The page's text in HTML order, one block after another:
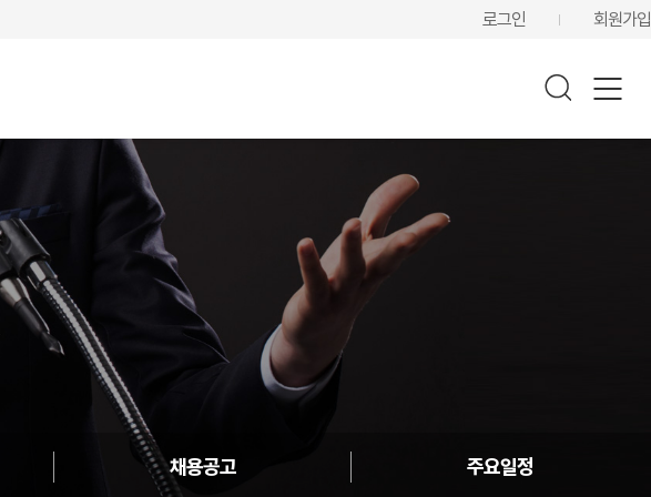
로그인 회원가입
채용공고 주요일정